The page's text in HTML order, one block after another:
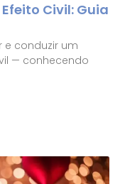
Civil: Guia
e conduzir um
— conhecendo